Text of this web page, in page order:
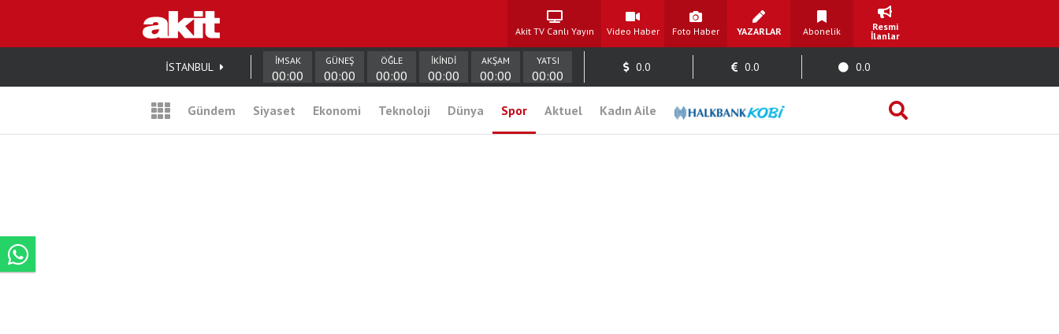
Akit TV Canlı Yayın Video Haber Foto Haber YAZARLAR Abonelik
Resmi
İlanlar
İSTANBUL İMSAK
00:00
GÜNEŞ
00:00
ÖĞLE
00:00
İKİNDİ
00:00
AKŞAM
00:00
YATSI
00:00
0.0 0.0 0.0
Gündem Siyaset Ekonomi Teknoloji Dünya Spor Aktuel Kadın Aile